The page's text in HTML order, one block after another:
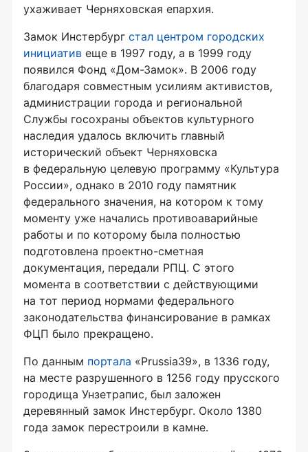
ухаживает Черняховская епархия.
Замок Инстербург стал центром городских
инициатив еще в 1997 году, а в 1999 году
появился Фонд «Дом-Замок». В 2006 году
благодаря совместным усилиям активистов,
администрации города и региональной
Службы госохраны объектов культурного
наследия удалось включить главный
исторический объект Черняховска
в федеральную целевую программу «Культура
России», однако в 2010 году памятник
федерального значения, на котором к тому
моменту уже начались противоаварийные
работы и по которому была полностью
подготовлена проектно-сметная
документация, передали РПЦ. С этого
момента в соответствии с действующими
на тот период нормами федерального
законодательства финансирование в рамках
ФЦП было прекращено.
По данным портала «Prussia39», в 1336 году,
на месте разрушенного в 1256 году прусского
городища Унзетрапис, был заложен
деревянный замок Инстербург. Около 1380
года замок перестроили в камне.